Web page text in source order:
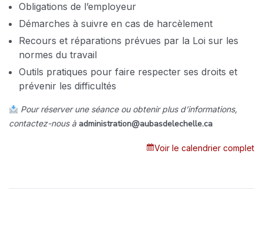
Obligations de l’employeur
Démarches à suivre en cas de harcèlement
Recours et réparations prévues par la Loi sur les
normes du travail
Outils pratiques pour faire respecter ses droits et
prévenir les difficultés
Pour réserver une séance ou obtenir plus d’informations,
contactez-nous à administration@aubasdelechelle.ca
Voir le calendrier complet